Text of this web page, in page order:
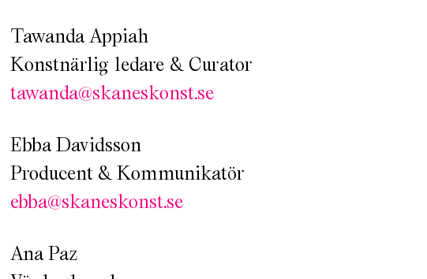
Tawanda Appiah
Konstnärlig ledare & Curator
tawanda@skaneskonst.se
Ebba Davidsson
Producent & Kommunikatör
ebba@skaneskonst.se
Ana Paz